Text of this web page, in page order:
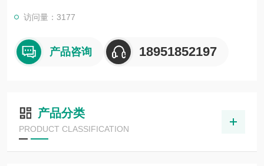
访问量：3177
产品咨询 18951852197
产品分类
PRODUCT CLASSIFICATION